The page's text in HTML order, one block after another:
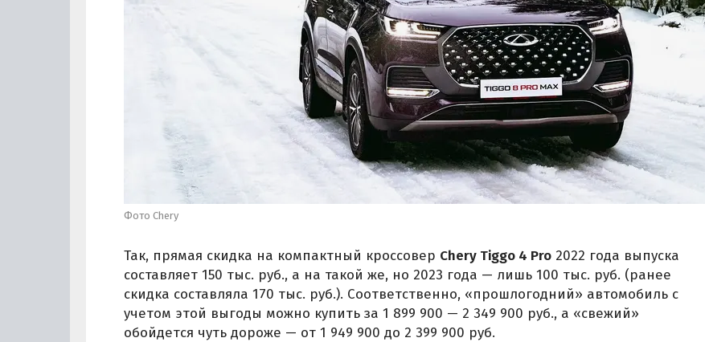
Фото Chery
Так, прямая скидка на компактный кроссовер Chery Tiggo 4 Pro 2022 года выпуска
составляет 150 тыс. руб., а на такой же, но 2023 года — лишь 100 тыс. руб. (ранее
скидка составляла 170 тыс. руб.). Соответственно, «прошлогодний» автомобиль с
учетом этой выгоды можно купить за 1 899 900 — 2 349 900 руб., а «свежий»
обойдется чуть дороже — от 1 949 900 до 2 399 900 руб.